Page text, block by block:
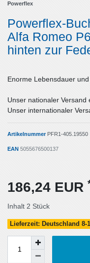
Powerflex
Powerflex-
Alfa Romeo
hinten zur
Enorme Lebensdauer
Unser nationaler Versand
Unser internationaler
Artikelnummer PFR1-405.19550
EAN 5055676500137
186,24 EUR
Inhalt 2 Stück
Lieferzeit: Deutschland 8-